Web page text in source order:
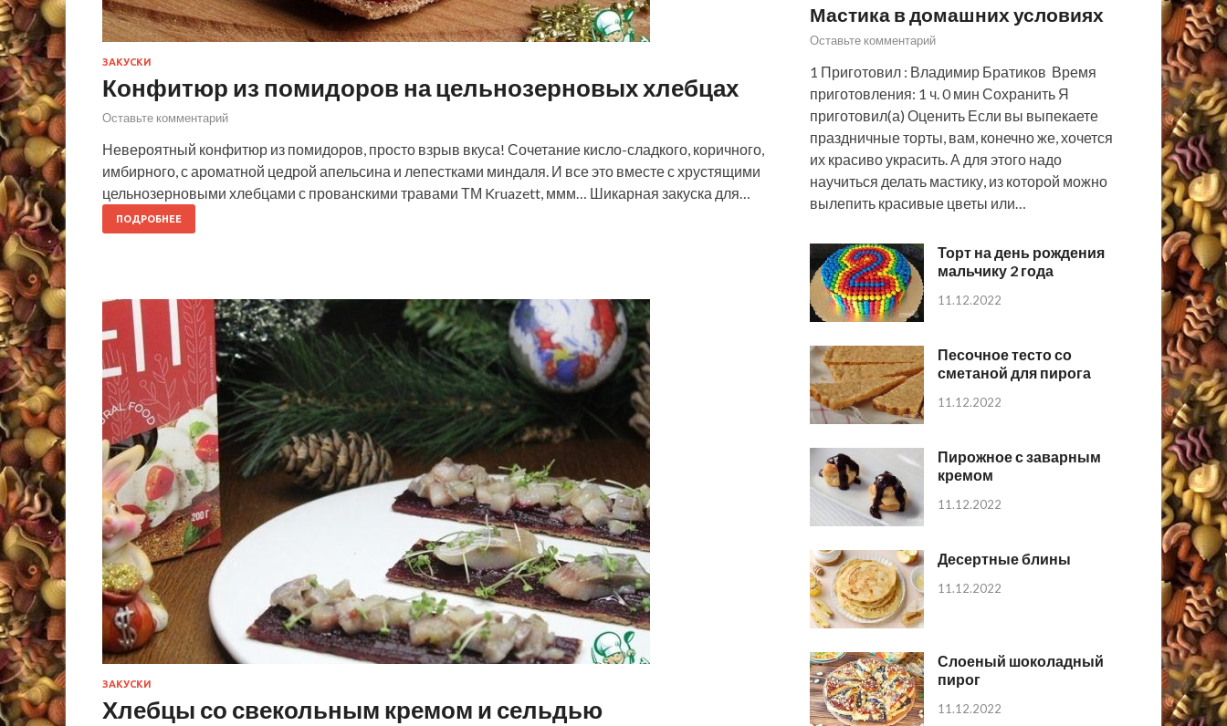
ЗАКУСКИ
Конфитюр из помидоров на цельнозерновых хлебцах
Оставьте комментарий
Невероятный конфитюр из помидоров, просто взрыв вкуса! Сочетание кисло-сладкого, коричного,
имбирного, с ароматной цедрой апельсина и лепестками миндаля. И все это вместе с хрустящими
цельнозерновыми хлебцами с прованскими травами ТМ Kruazett, ммм… Шикарная закуска для…
ПОДРОБНЕЕ
ЗАКУСКИ
Хлебцы со свекольным кремом и сельдью
Мастика в домашних условиях
Оставьте комментарий
1 Приготовил : Владимир Братиков Время
приготовления: 1 ч. 0 мин Сохранить Я
приготовил(а) Оценить Если вы выпекаете
праздничные торты, вам, конечно же, хочется
их красиво украсить. А для этого надо
научиться делать мастику, из которой можно
вылепить красивые цветы или…
Торт на день рождения
мальчику 2 года
11.12.2022
Песочное тесто со
сметаной для пирога
11.12.2022
Пирожное с заварным
кремом
11.12.2022
Десертные блины
11.12.2022
Слоеный шоколадный
пирог
11.12.2022